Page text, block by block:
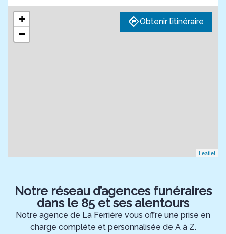
+
−
Leaflet
Obtenir l’itinéraire
Notre réseau d’agences funéraires
dans le 85 et ses alentours
Notre agence de La Ferrière vous offre une prise en
charge complète et personnalisée de A à Z.